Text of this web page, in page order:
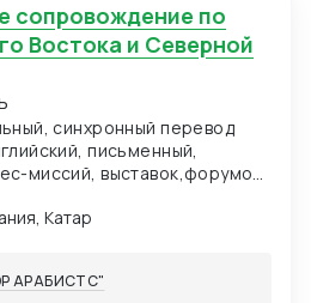
Востока и Северной
синхронный перевод
письменный,
миссий, выставок,форумов.
мира. (письменный
Катар
АРАБИСТС"